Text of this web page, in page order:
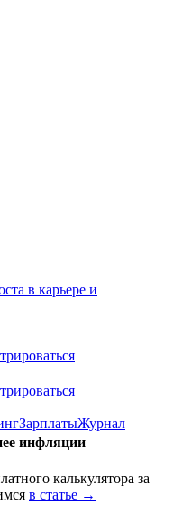
в карьере и
ЗарплатыЖурнал
инфляции
калькулятора за
в статье →